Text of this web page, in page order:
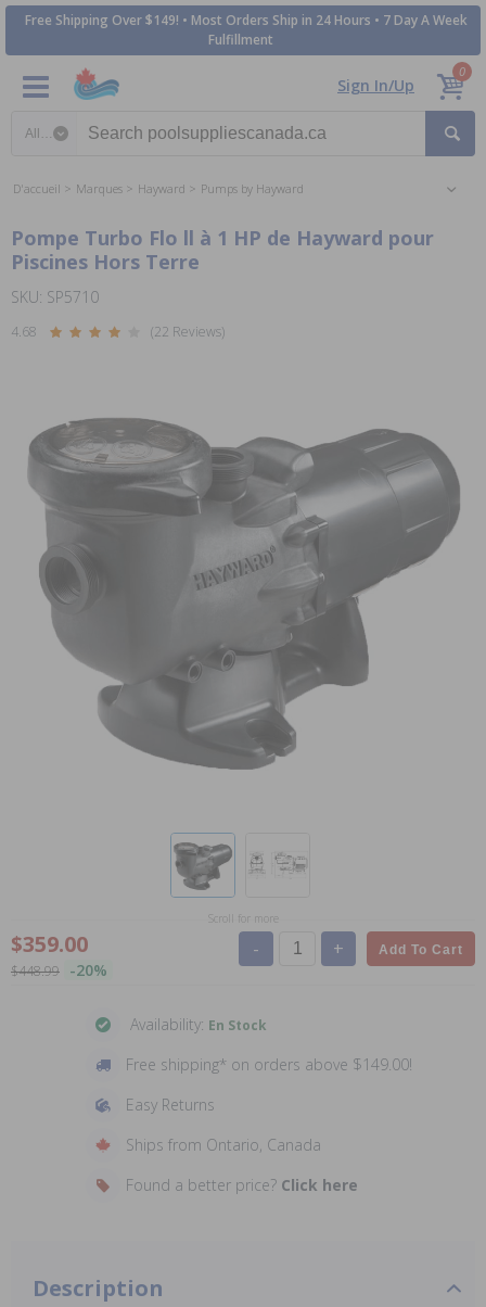
Free Shipping Over $149! • Most Orders Ship in 24 Hours • 7 Day A Week
Fulfillment
Sign In/Up
0
D'accueil Marques Hayward Pumps by Hayward
Pompe Turbo Flo ll à 1 HP de Hayward pour
Piscines Hors Terre
SKU: SP5710
4.68 (22 Reviews)
Scroll for more
$359.00
$448.99 -20%
- + Add To Cart
Availability: En Stock
Free shipping* on orders above $149.00!
Easy Returns
Ships from Ontario, Canada
Found a better price? Click here
Description